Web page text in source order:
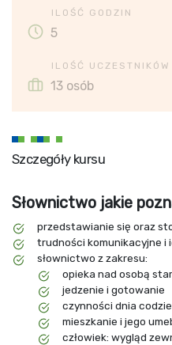
ILOŚĆ GODZIN
5
ILOŚĆ UCZESTNIKÓW
13 osób
Szczegóły kursu
Słownictwo jakie
przedstawianie się oraz
trudności komunikacyjne i
słownictwo z zakresu:
opieka nad osobą
jedzenie i gotowanie
czynności dnia
mieszkanie i jego
człowiek: wygląd